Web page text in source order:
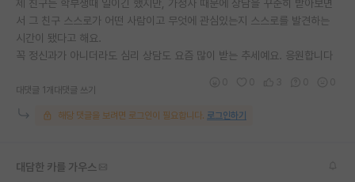
제 친구는 학부생때 일이긴 했지만, 가정사 때문에 상담을 꾸준히 받아보면
서 그 친구 스스로가 어떤 사람이고 무엇에 관심있는지 스스로를 발견하는
시간이 됐다고 해요.
꼭 정신과가 아니더라도 심리 상담도 요즘 많이 받는 추세예요. 응원합니다
대댓글 1개 대댓글 쓰기
해당 댓글을 보려면 로그인이 필요합니다. 로그인하기
대담한 카를 가우스